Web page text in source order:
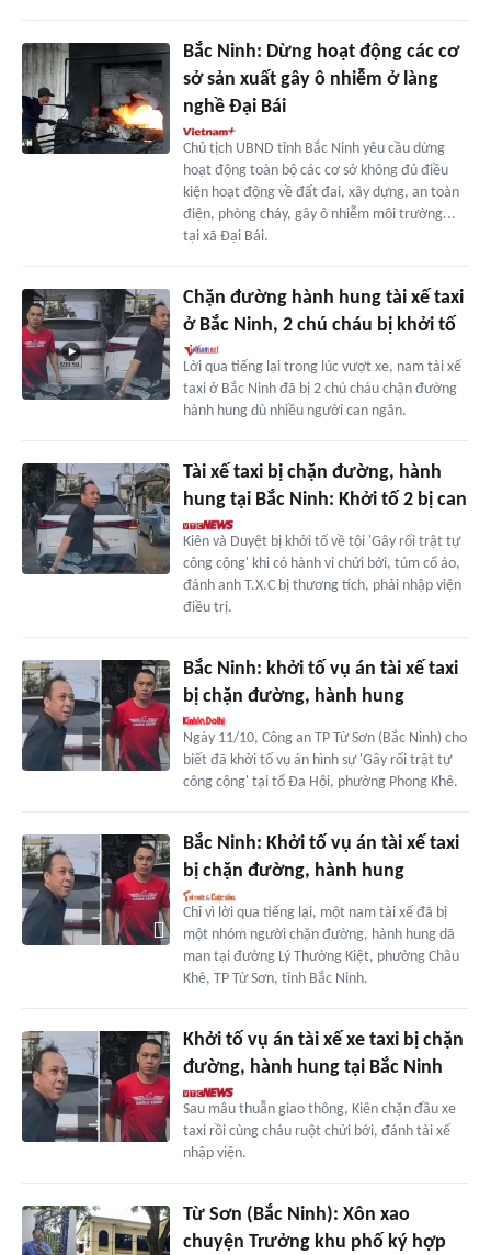
Bắc Ninh: Dừng hoạt động các cơ
sở sản xuất gây ô nhiễm ở làng
nghề Đại Bái
Chủ tịch UBND tỉnh Bắc Ninh yêu cầu dừng
hoạt động toàn bộ các cơ sở không đủ điều
kiện hoạt động về đất đai, xây dựng, an toàn
điện, phòng cháy, gây ô nhiễm môi trường...
tại xã Đại Bái.
Chặn đường hành hung tài xế taxi
ở Bắc Ninh, 2 chú cháu bị khởi tố
Lời qua tiếng lại trong lúc vượt xe, nam tài xế
taxi ở Bắc Ninh đã bị 2 chú cháu chặn đường
hành hung dù nhiều người can ngăn.
Tài xế taxi bị chặn đường, hành
hung tại Bắc Ninh: Khởi tố 2 bị can
Kiên và Duyệt bị khởi tố về tội 'Gây rối trật tự
công cộng' khi có hành vi chửi bới, túm cổ áo,
đánh anh T.X.C bị thương tích, phải nhập viện
điều trị.
Bắc Ninh: khởi tố vụ án tài xế taxi
bị chặn đường, hành hung
Ngày 11/10, Công an TP Từ Sơn (Bắc Ninh) cho
biết đã khởi tố vụ án hình sự 'Gây rối trật tự
công cộng' tại tổ Đa Hội, phường Phong Khê.
Bắc Ninh: Khởi tố vụ án tài xế taxi
bị chặn đường, hành hung
Chỉ vì lời qua tiếng lại, một nam tài xế đã bị
một nhóm người chặn đường, hành hung dã
man tại đường Lý Thường Kiệt, phường Châu
Khê, TP Từ Sơn, tỉnh Bắc Ninh.
Khởi tố vụ án tài xế xe taxi bị chặn
đường, hành hung tại Bắc Ninh
Sau mâu thuẫn giao thông, Kiên chặn đầu xe
taxi rồi cùng cháu ruột chửi bới, đánh tài xế
nhập viện.
Từ Sơn (Bắc Ninh): Xôn xao
chuyện Trưởng khu phố ký hợp